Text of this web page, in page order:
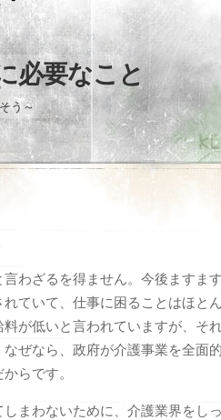
必要なこと
う～
わざるを得ません。今後ますま
ていて、仕事に困ることはほと
が低いと言われていますが、そ
ぜなら、政府が介護事業を全面
らです。
まわないために、介護業界をし